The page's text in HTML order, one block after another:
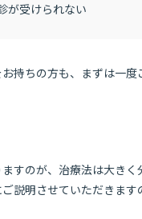
が受けられない
持ちの方も、まずは一度
すのが、治療法は大きく
説明させていただきます